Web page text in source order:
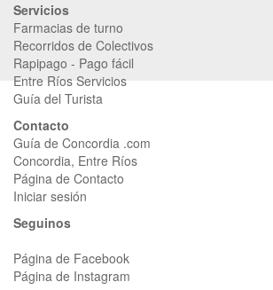
Servicios
Farmacias de turno
Recorridos de Colectivos
Rapipago - Pago fácil
Entre Ríos Servicios
Guía del Turista
Contacto
Guía de Concordia .com
Concordia, Entre Ríos
Página de Contacto
Iniciar sesión
Seguinos
Página de Facebook
Página de Instagram